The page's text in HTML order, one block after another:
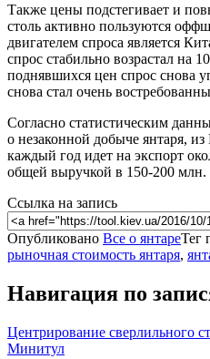
Также цены подстегивает и
столь активно пользуются
двигателем спроса является
спрос стабильно возрастал на
поднявшихся цен спрос снова
снова стал очень
Согласно статистическим
о незаконной добыче янтаря,
каждый год идет на экспорт
общей выручкой в 150-200
Ссылка на запись
Опубликовано Все о янтареТег
рыночная стоимость янтаря,
Навигация по
Центрирование сверлильного
Минитул